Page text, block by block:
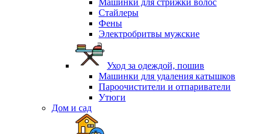
Машинки для стрижки волос
Стайлеры
Фены
Электробритвы мужские
Уход за одеждой, пошив
Машинки для удаления катышков
Пароочистители и отпариватели
Утюги
Дом и сад